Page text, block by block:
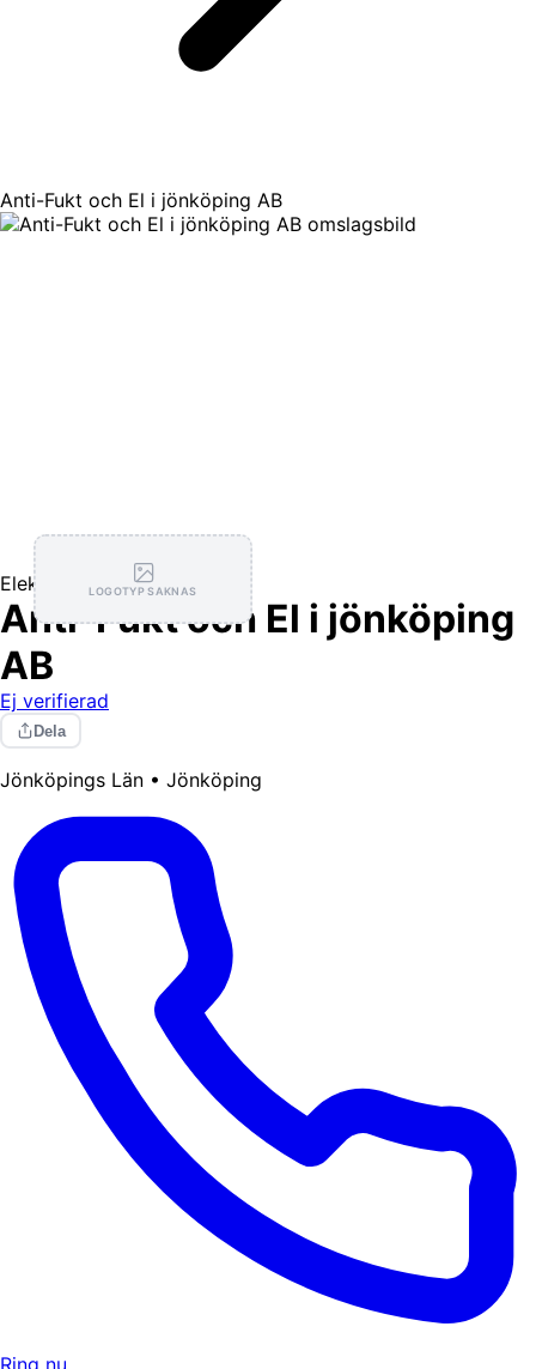
Anti-Fukt och El i jönköping AB
LOGOTYP SAKNAS
Elektriker
Anti-Fukt och El i jönköping
AB
Ej verifierad
Dela
Jönköpings Län • Jönköping
Ring nu